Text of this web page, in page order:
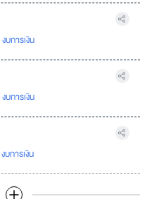
งบการเงิน
งบการเงิน
งบการเงิน